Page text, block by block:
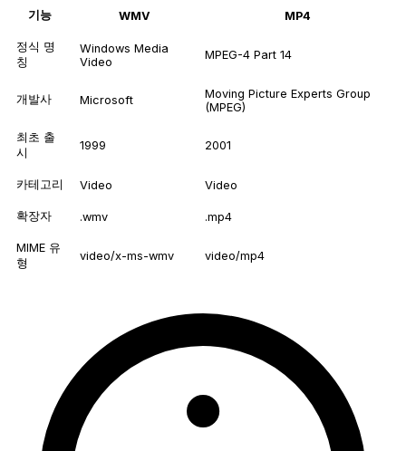
기능 WMV MP4
정식 명
칭
Windows Media
Video
MPEG-4 Part 14
개발사 Microsoft
Moving Picture Experts Group
(MPEG)
최초 출
시
1999 2001
카테고리 Video Video
확장자 .wmv .mp4
MIME 유
형
video/x-ms-wmv video/mp4